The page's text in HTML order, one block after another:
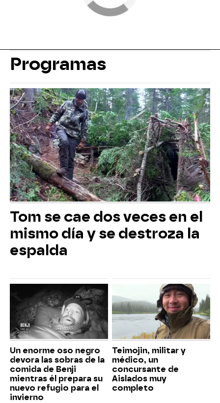
Programas
Tom se cae dos veces en el
mismo día y se destroza la
espalda
Un enorme oso negro
devora las sobras de la
comida de Benji
mientras él prepara su
nuevo refugio para el
invierno
Teimojin, militar y
médico, un
concursante de
Aislados muy
completo